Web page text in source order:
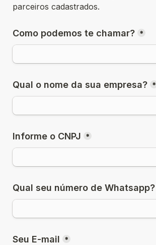
parceiros cadastrados.
Como podemos te chamar? *
Qual o nome da sua empresa? *
Informe o CNPJ *
Qual seu número de Whatsapp?
Seu E-mail *